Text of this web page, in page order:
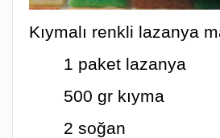
Kıymalı renkli lazanya
1 paket lazanya
500 gr kıyma
2 soğan